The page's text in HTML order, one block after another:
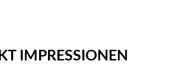
IMPRESSIONEN